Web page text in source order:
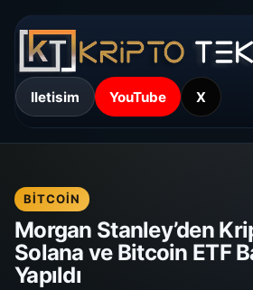
Iletisim YouTube X
BITCOIN
Morgan Stanley’den
Solana ve Bitcoin ETF
Yapıldı